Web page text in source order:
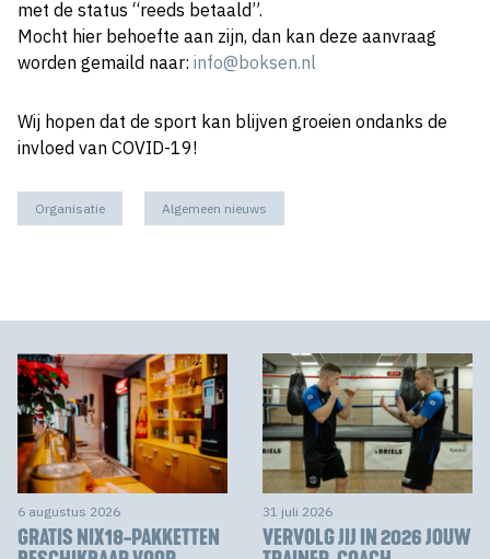
met de status “reeds betaald”.
Mocht hier behoefte aan zijn, dan kan deze aanvraag
worden gemaild naar: info@boksen.nl
Wij hopen dat de sport kan blijven groeien ondanks de
invloed van COVID-19!
Organisatie Algemeen nieuws
6 augustus 2026
GRATIS NIX18-PAKKETTEN
31 juli 2026
VERVOLG JIJ IN 2026 JOUW